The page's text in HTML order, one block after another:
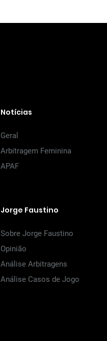
Notícias
Geral
Arbitragem Feminina
APAF
Jorge Faustino
Sobre Jorge Faustino
Opinião
Análise Arbitragens
Análise Casos de Jogo